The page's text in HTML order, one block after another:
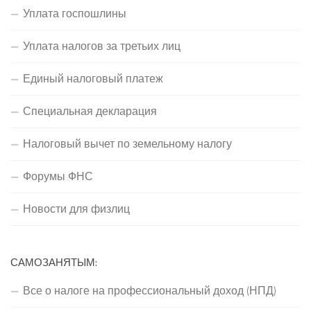
Уплата госпошлины
Уплата налогов за третьих лиц
Единый налоговый платеж
Специальная декларация
Налоговый вычет по земельному налогу
Форумы ФНС
Новости для физлиц
САМОЗАНЯТЫМ:
Все о налоге на профессиональный доход (НПД)